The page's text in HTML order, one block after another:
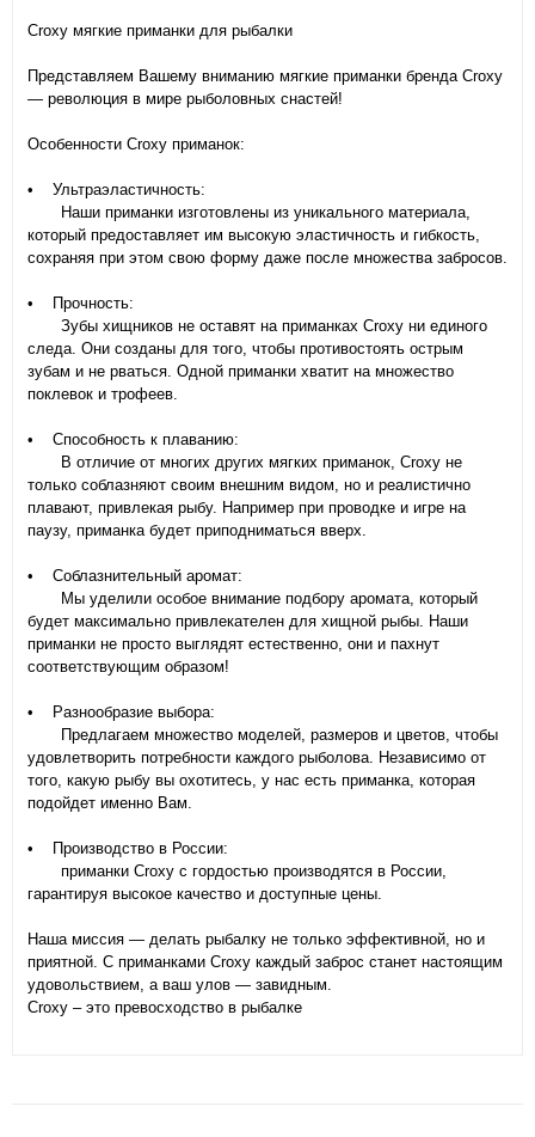
Croxy мягкие приманки для рыбалки
Представляем Вашему вниманию мягкие приманки бренда Croxy
— революция в мире рыболовных снастей!
Особенности Croxy приманок:
• Ультраэластичность:
Наши приманки изготовлены из уникального материала,
который предоставляет им высокую эластичность и гибкость,
сохраняя при этом свою форму даже после множества забросов.
• Прочность:
Зубы хищников не оставят на приманках Croxy ни единого
следа. Они созданы для того, чтобы противостоять острым
зубам и не рваться. Одной приманки хватит на множество
поклевок и трофеев.
• Способность к плаванию:
В отличие от многих других мягких приманок, Croxy не
только соблазняют своим внешним видом, но и реалистично
плавают, привлекая рыбу. Например при проводке и игре на
паузу, приманка будет приподниматься вверх.
• Соблазнительный аромат:
Мы уделили особое внимание подбору аромата, который
будет максимально привлекателен для хищной рыбы. Наши
приманки не просто выглядят естественно, они и пахнут
соответствующим образом!
• Разнообразие выбора:
Предлагаем множество моделей, размеров и цветов, чтобы
удовлетворить потребности каждого рыболова. Независимо от
того, какую рыбу вы охотитесь, у нас есть приманка, которая
подойдет именно Вам.
• Производство в России:
приманки Croxy с гордостью производятся в России,
гарантируя высокое качество и доступные цены.
Наша миссия — делать рыбалку не только эффективной, но и
приятной. С приманками Croxy каждый заброс станет настоящим
удовольствием, а ваш улов — завидным.
Croxy – это превосходство в рыбалке